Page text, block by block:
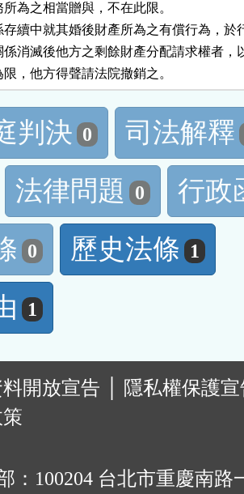
為之相當贈與，不在此限。
存續中就其婚後財產所為之有償行為，於
消滅後他方之剩餘財產分配請求權者，
，他方得聲請法院撤銷之。
判決 0
司法解釋
法律問題 0
行政
0 歷史法條 1
1
開放宣告
隱私權保護
：100204 台北市重慶南路